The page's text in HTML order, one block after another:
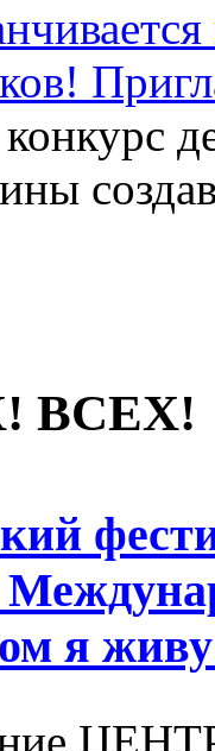
ВСЕХ!
я